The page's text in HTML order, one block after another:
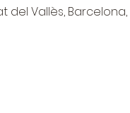
del Vallès, Barcelona,